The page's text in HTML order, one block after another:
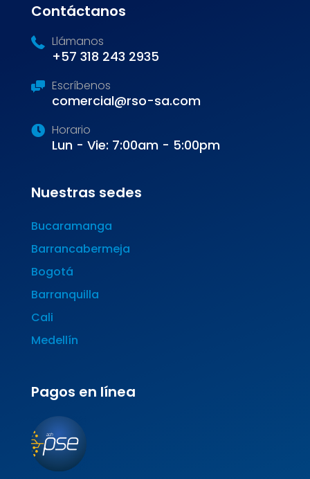
Contáctanos
Llámanos
+57 318 243 2935
Escríbenos
comercial@rso-sa.com
Horario
Lun - Vie: 7:00am - 5:00pm
Nuestras sedes
Bucaramanga
Barrancabermeja
Bogotá
Barranquilla
Cali
Medellín
Pagos en línea